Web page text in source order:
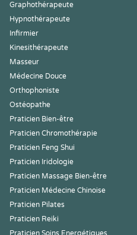
Graphothérapeute
Hypnothérapeute
Infirmier
Kinesithérapeute
Masseur
Médecine Douce
Orthophoniste
Ostéopathe
Praticien Bien-être
Praticien Chromothérapie
Praticien Feng Shui
Praticien Iridologie
Praticien Massage Bien-être
Praticien Médecine Chinoise
Praticien Pilates
Praticien Reiki
Praticien Soins Energétiques